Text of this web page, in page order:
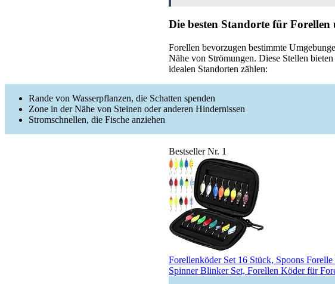
Die besten Standorte für Forellen
Forellen bevorzugen bestimmte
Nähe von Strömungen. Diese Stellen
idealen Standorten zählen:
Rande von Wasserpflanzen, die Schatten spenden
Zone in der Nähe von Steinen oder anderen Hindernissen
Stromschnellen, die Fische anziehen
Bestseller Nr. 1
Forellenköder Set 16 Stück, Spoons
Spinner Blinker Set, Forellen Köder für